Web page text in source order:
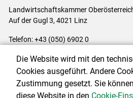
Landwirtschaftskammer
Auf der Gugl 3, 4021 Linz
Telefon: +43 (050) 6902 0
Impressum|Kontakt|Gewinnspiele|
Barrierefreiheit
Cookie-Einstellungen
Die Website wird mit den
Cookies ausgeführt. Andere
Zustimmung gesetzt. Sie
diese Website in den Cookie-